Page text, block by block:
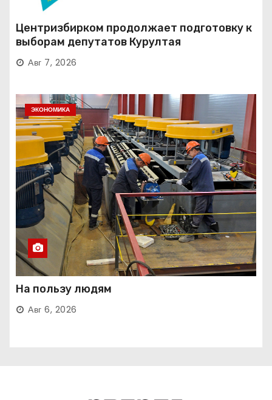
Центризбирком продолжает подготовку к
выборам депутатов Курултая
Авг 7, 2026
ЭКОНОМИКА
На пользу людям
Авг 6, 2026